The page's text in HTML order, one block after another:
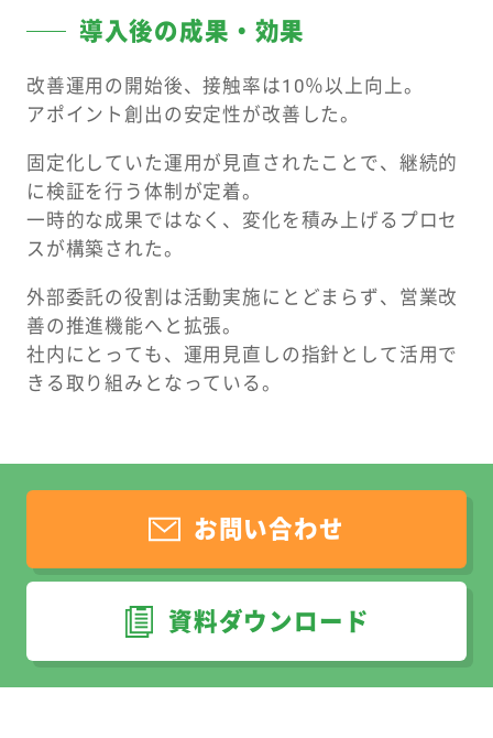
導入後の成果・効果
改善運用の開始後、接触率は10％以上向上。
アポイント創出の安定性が改善した。
固定化していた運用が見直されたことで、継続的
に検証を行う体制が定着。
一時的な成果ではなく、変化を積み上げるプロセ
スが構築された。
外部委託の役割は活動実施にとどまらず、営業改
善の推進機能へと拡張。
社内にとっても、運用見直しの指針として活用で
きる取り組みとなっている。
お問い合わせ
資料ダウンロード